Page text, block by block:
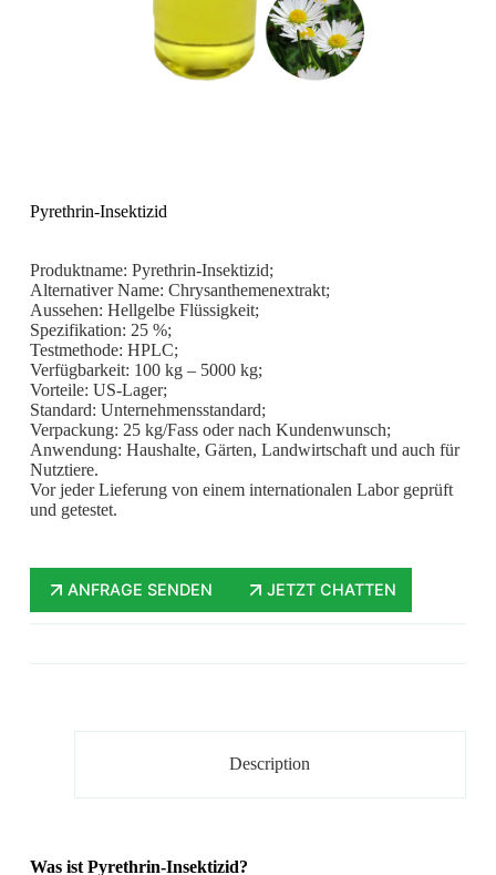
Pyrethrin-Insektizid
Produktname: Pyrethrin-Insektizid;
Alternativer Name: Chrysanthemenextrakt;
Aussehen: Hellgelbe Flüssigkeit;
Spezifikation: 25 %;
Testmethode: HPLC;
Verfügbarkeit: 100 kg – 5000 kg;
Vorteile: US-Lager;
Standard: Unternehmensstandard;
Verpackung: 25 kg/Fass oder nach Kundenwunsch;
Anwendung: Haushalte, Gärten, Landwirtschaft und auch für
Nutztiere.
Vor jeder Lieferung von einem internationalen Labor geprüft
und getestet.
ANFRAGE SENDEN JETZT CHATTEN
Description
Was ist Pyrethrin-Insektizid?